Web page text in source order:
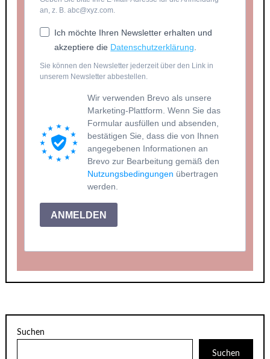
an, z. B. abc@xyz.com.
Ich möchte Ihren Newsletter erhalten und
akzeptiere die Datenschutzerklärung
Sie können den Newsletter jederzeit über den Link in
unserem Newsletter abbestellen.
Wir verwenden Brevo als unsere
Marketing-Plattform. Wenn Sie das
Formular ausfüllen und absenden,
bestätigen Sie, dass die von Ihnen
angegebenen Informationen an
Brevo zur Bearbeitung gemäß den
Nutzungsbedingungen übertragen
werden.
ANMELDEN
Suchen
Suchen